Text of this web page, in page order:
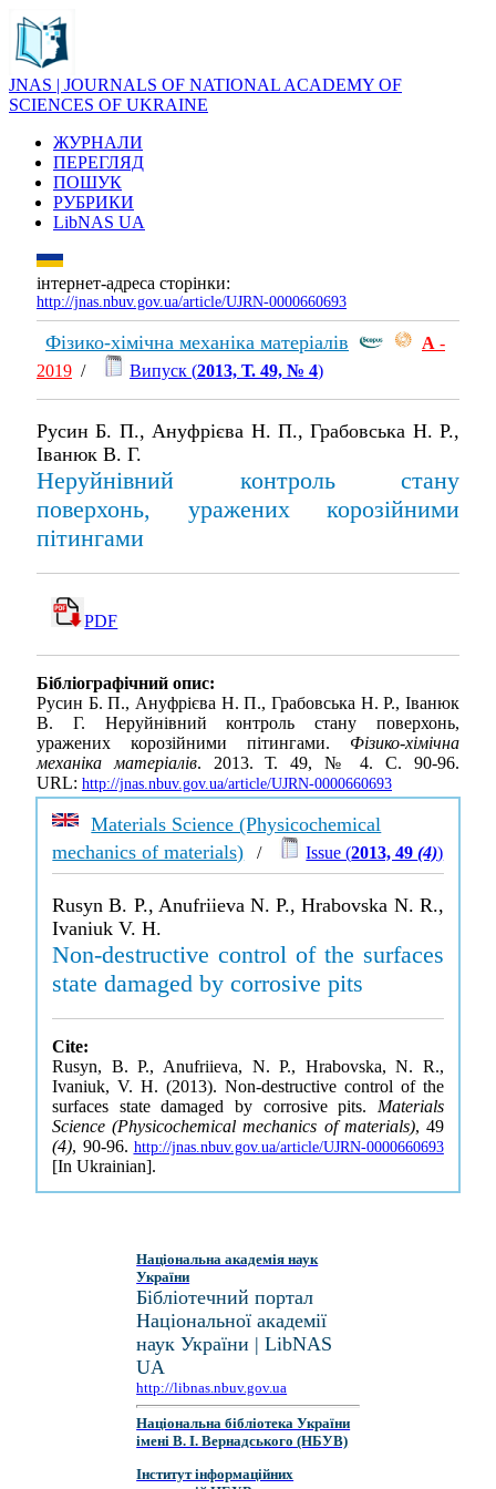
JNAS | JOURNALS OF NATIONAL ACADEMY OF
SCIENCES OF UKRAINE
ЖУРНАЛИ
ПЕРЕГЛЯД
ПОШУК
РУБРИКИ
LibNAS UA
інтернет-адреса сторінки:
http://jnas.nbuv.gov.ua/article/UJRN-0000660693
Фізико-хімічна механіка матеріалів А -
2019 / Випуск (2013, Т. 49, № 4)
Русин Б. П., Ануфрієва Н. П., Грабовська Н. Р.,
Іванюк В. Г.
Неруйнівний контроль стану
поверхонь, уражених корозійними
пітингами
PDF
Бібліографічний опис:
Русин Б. П., Ануфрієва Н. П., Грабовська Н. Р., Іванюк
В. Г. Неруйнівний контроль стану поверхонь,
уражених корозійними пітингами. Фізико-хімічна
механіка матеріалів. 2013. Т. 49, № 4. С. 90-96.
URL: http://jnas.nbuv.gov.ua/article/UJRN-0000660693
Materials Science (Physicochemical
mechanics of materials) / Issue (2013, 49(4))
Rusyn B. P., Anufriieva N. P., Hrabovska N. R.,
Ivaniuk V. H.
Non-destructive control of the surfaces
state damaged by corrosive pits
Cite:
Rusyn, B. P., Anufriieva, N. P., Hrabovska, N. R.,
Ivaniuk, V. H. (2013). Non-destructive control of the
surfaces state damaged by corrosive pits. Materials
Science (Physicochemical mechanics of materials), 49
(4), 90-96. http://jnas.nbuv.gov.ua/article/UJRN-0000660693
[In Ukrainian].
Національна академія наук
України
Бібліотечний портал
Національної академії
наук України | LibNAS
UA
http://libnas.nbuv.gov.ua
Національна бібліотека України
імені В. І. Вернадського (НБУВ)
Інститут інформаційних